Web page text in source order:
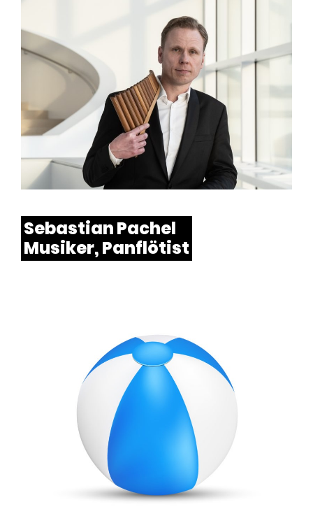
Sebastian Pachel
Musiker, Panflötist